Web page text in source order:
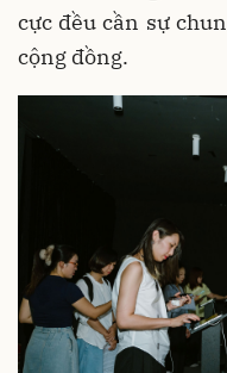
cực đều cần sự
cộng đồng.